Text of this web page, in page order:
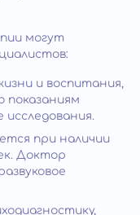
могут
и воспитания,
показаниям
при наличии
Доктор